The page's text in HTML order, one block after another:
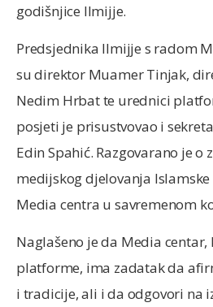
godišnjice Ilmijje.
Predsjednika Ilmijje s radom
su direktor Muamer Tinjak,
Nedim Hrbat te urednici
posjeti je prisustvovao i
Edin Spahić. Razgovarano je
medijskog djelovanja
Media centra u savremenom
Naglašeno je da Media centar,
platforme, ima zadatak da
i tradicije, ali i da odgovori na